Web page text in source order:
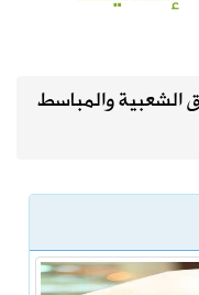
الشعبية والمباسط